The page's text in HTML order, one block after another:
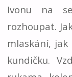
Ivonu na
rozhoupat.
mlaskání,
kundičku.